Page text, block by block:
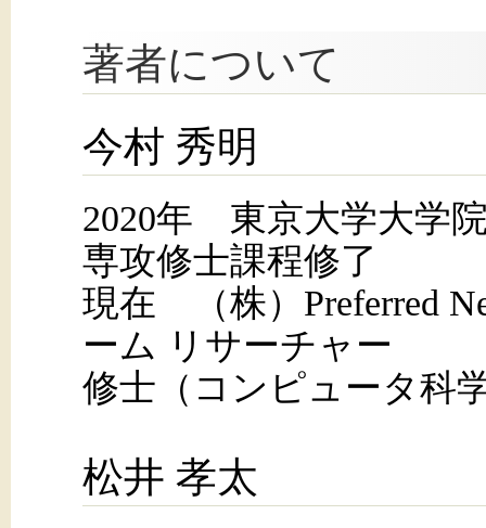
著者について
今村 秀明
2020年 東京大学大学
専攻修士課程修了
現在 （株）Preferred
ーム リサーチャー
修士（コンピュータ科
松井 孝太